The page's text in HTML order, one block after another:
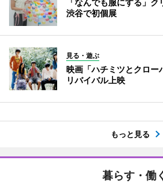
渋谷で初個展
見る・遊ぶ
映画「ハチミツとクロー
リバイバル上映
もっと見る
暮らす・働